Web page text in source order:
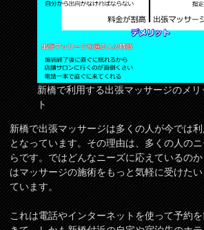
新橋で利用する出張マッサージのメ
ト
新橋で出張マッサージは多くの人が今では
となっています。その理由は、多くの人の
らです。ではどんなニーズに応えているの
はマッサージの施術をもっと気軽に受けた
ています。
これは電話やインターネットを使って予約